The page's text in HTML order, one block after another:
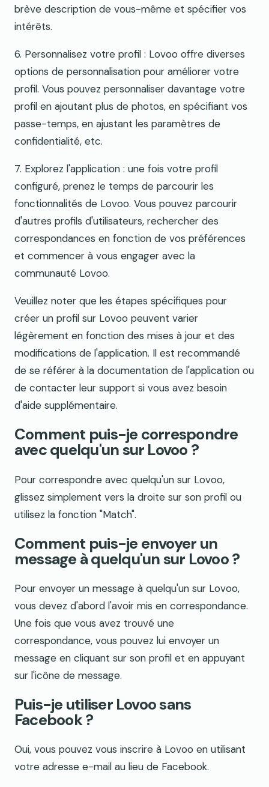
brève description de vous-même et spécifier vos
intérêts.
6. Personnalisez votre profil : Lovoo offre diverses
options de personnalisation pour améliorer votre
profil. Vous pouvez personnaliser davantage votre
profil en ajoutant plus de photos, en spécifiant vos
passe-temps, en ajustant les paramètres de
confidentialité, etc.
7. Explorez l'application : une fois votre profil
configuré, prenez le temps de parcourir les
fonctionnalités de Lovoo. Vous pouvez parcourir
d'autres profils d'utilisateurs, rechercher des
correspondances en fonction de vos préférences
et commencer à vous engager avec la
communauté Lovoo.
Veuillez noter que les étapes spécifiques pour
créer un profil sur Lovoo peuvent varier
légèrement en fonction des mises à jour et des
modifications de l'application. Il est recommandé
de se référer à la documentation de l'application ou
de contacter leur support si vous avez besoin
d'aide supplémentaire.
Comment puis-je correspondre
avec quelqu'un sur Lovoo ?
Pour correspondre avec quelqu'un sur Lovoo,
glissez simplement vers la droite sur son profil ou
utilisez la fonction "Match".
Comment puis-je envoyer un
message à quelqu'un sur Lovoo ?
Pour envoyer un message à quelqu'un sur Lovoo,
vous devez d'abord l'avoir mis en correspondance.
Une fois que vous avez trouvé une
correspondance, vous pouvez lui envoyer un
message en cliquant sur son profil et en appuyant
sur l'icône de message.
Puis-je utiliser Lovoo sans
Facebook ?
Oui, vous pouvez vous inscrire à Lovoo en utilisant
votre adresse e-mail au lieu de Facebook.